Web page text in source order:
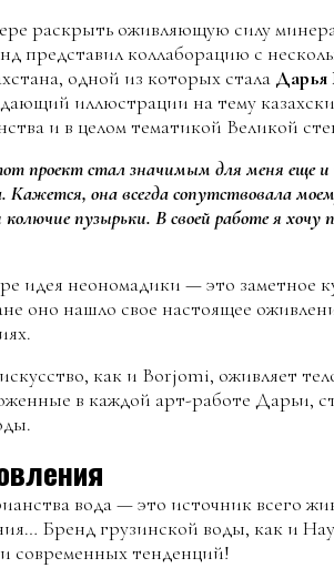
раскрыть оживляющую силу
представил коллаборацию с
одной из которых стала
иллюстрации на тему
и в целом тематикой Великой
проект стал значимым для меня еще
Кажется, она всегда сопутствовала
пузырьки. В своей работе я хочу
идея неономадики — это заметное
оно нашло свое настоящее
как и Borjomi, оживляет
в каждой арт-работе Дарьи,
вода — это источник всего
Бренд грузинской воды, как и
современных тенденций!